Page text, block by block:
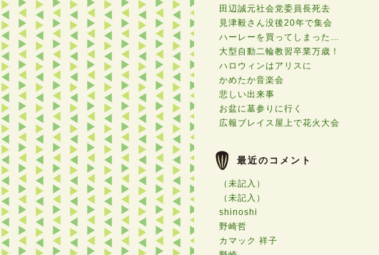
田辺誠元社会党委員長死去
見津毅さん没後20年で集会
ハーレーを買ってしまった…
大型自動二輪教習卒業万歳！
ハロウィンはアリスに
かめたか音楽会
悲しい出来事
お盆に墓参りに行く
広報ブレイス屋上で花火大会
最近のコメント
（未記入）
（未記入）
shinoshi
野崎哲
カマック 祥子